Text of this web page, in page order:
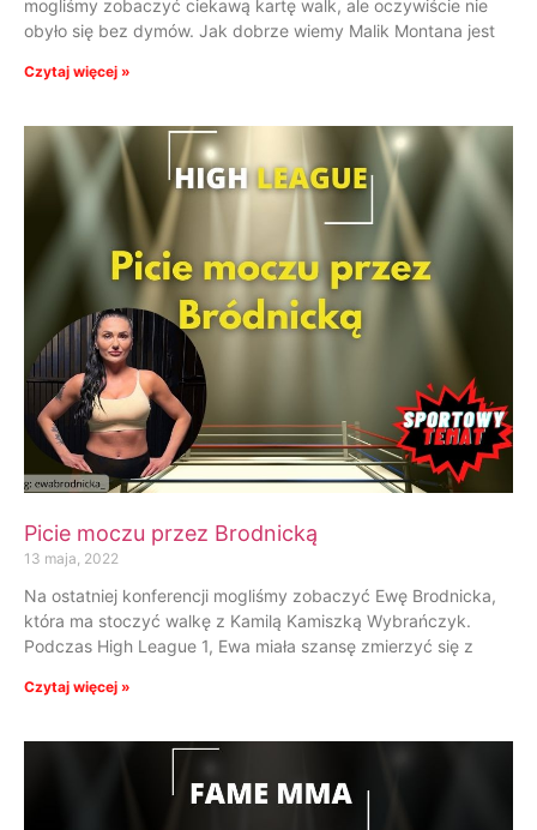
mogliśmy zobaczyć ciekawą kartę walk, ale oczywiście nie
obyło się bez dymów. Jak dobrze wiemy Malik Montana jest
Czytaj więcej »
Picie moczu przez Brodnicką
13 maja, 2022
Na ostatniej konferencji mogliśmy zobaczyć Ewę Brodnicka,
która ma stoczyć walkę z Kamilą Kamiszką Wybrańczyk.
Podczas High League 1, Ewa miała szansę zmierzyć się z
Czytaj więcej »